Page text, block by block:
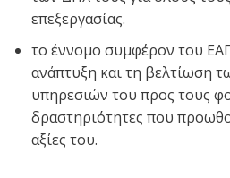
επεξεργασίας.
το έννομο συμφέρον του
ανάπτυξη και τη βελτίωση
υπηρεσιών του προς τους
δραστηριότητες που
αξίες του.